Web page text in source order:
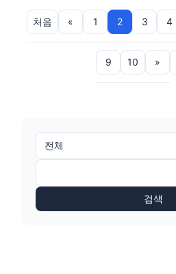
처음 « 1 2 3 4
9 10 »
검색